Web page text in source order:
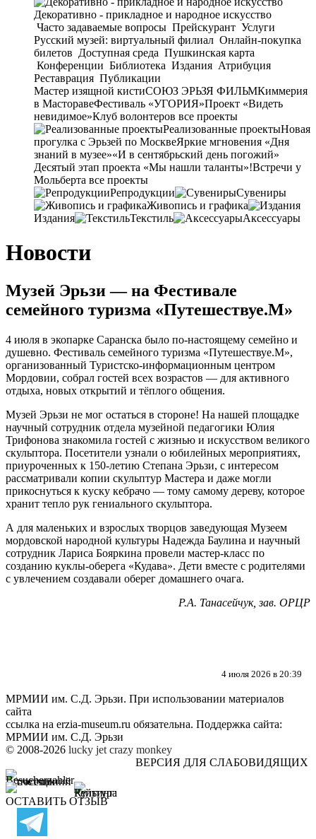
Декоративно - прикладное и народное искусство
Часто задаваемые вопросы Прейскурант Услуги
Русский музей: виртуальный филиал Онлайн-покупка
билетов Доступная среда Пушкинская карта
Конференции Библиотека Издания Атрибуция
Реставрация Публикации
Мастер изящной кистиСОЮЗ ЭРЬЗЯ ФИЛЬМКиммерия
в МасторавеФестиваль «УГОРИЯ»Проект «Видеть
невидимое»Клуб волонтеров все проекты
Реализованные проектыНовая
прогулка с Эрьзей по МосквеЯркие мгновения «Дня
знаний в музее»«И в сентябрьский день погожий»
Десятый этап проекта «Мы нашли таланты»!Встречи у
Мольберта все проекты
Репродукции
Сувениры
Живопись и графика
Издания
Текстиль Аксессуары
Новости
Музей Эрьзи — на Фестивале
семейного туризма «Путешествуе.М»
4 июля в экопарке Саранска было по-настоящему семейно и
душевно. Фестиваль семейного туризма «Путешествуе.М»,
организованный Туристско-информационным центром
Мордовии, собрал гостей всех возрастов — для активного
отдыха, новых открытий и тёплого общения.
Музей Эрьзи не мог остаться в стороне! На нашей площадке
научный сотрудник отдела музейной педагогики Юлия
Трифонова знакомила гостей с жизнью и искусством великого
скульптора. Посетители узнали о юбилейных мероприятиях,
приуроченных к 150-летию Степана Эрьзи, с интересом
рассматривали копии скульптур Мастера и даже могли
прикоснуться к куску кебрачо — тому самому дереву, которое
хранит тепло рук гениального скульптора.
А для маленьких и взрослых творцов заведующая Музеем
мордовской народной культуры Надежда Баулина и научный
сотрудник Лариса Бояркина провели мастер-класс по
созданию куклы-оберега «Кудава». Дети вместе с родителями
с увлечением создавали оберег домашнего очага.
Р.А. Танасейчук, зав. ОРЦР
4 июля 2026 в 20:39
МРМИИ им. С.Д. Эрьзи. При использовании материалов
сайта
ссылка на erzia-museum.ru обязательна. Поддержка сайта:
МРМИИ им. С.Д. Эрьзи
© 2008-2026 lucky jet crazy monkey
ВЕРСИЯ ДЛЯ СЛАБОВИДЯЩИХ
ОСТАВИТЬ ОТЗЫВ